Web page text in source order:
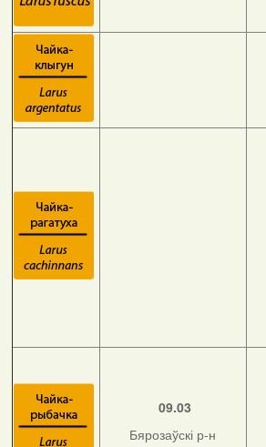
09.03
Бярозаўскі р-н